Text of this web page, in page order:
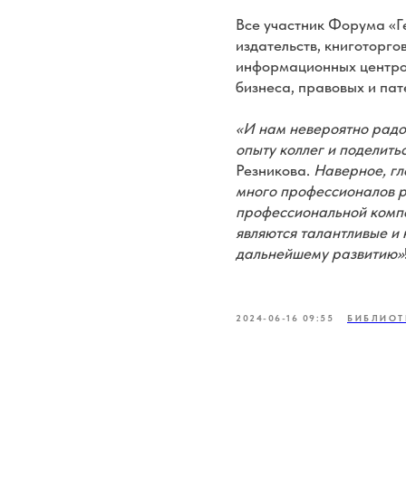
Все участник Форума
издательств,
информационных
бизнеса, правовых и
«И нам невероятно
опыту коллег и
Резникова. Наверное,
много профессионалов
профессиональной
являются талантливые
дальнейшему развитию»
2024-06-16 09:55